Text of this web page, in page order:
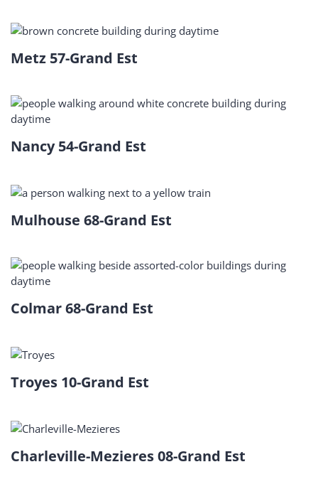
Metz 57-Grand Est
Nancy 54-Grand Est
Mulhouse 68-Grand Est
Colmar 68-Grand Est
Troyes 10-Grand Est
Charleville-Mezieres 08-Grand Est